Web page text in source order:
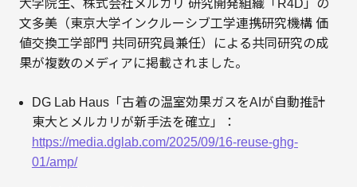
大学院生、株式会社メルカリ 研究開発組織「R4D」の
文多美（東京大学インクルーシブ工学連携研究機構 価
値交換工学部門 共同研究員兼任）による共同研究の成
果が複数のメディアに掲載されました。
DG Lab Haus「古着の温室効果ガスをAIが自動推計
東大とメルカリが新手法を確立」：
https://media.dglab.com/2025/09/16-reuse-ghg-
01/amp/